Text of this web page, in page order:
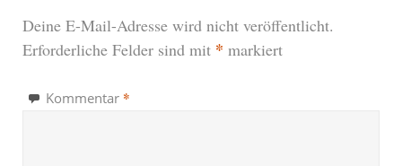
Deine E-Mail-Adresse wird nicht veröffentlicht.
Erforderliche Felder sind mit * markiert
Kommentar *